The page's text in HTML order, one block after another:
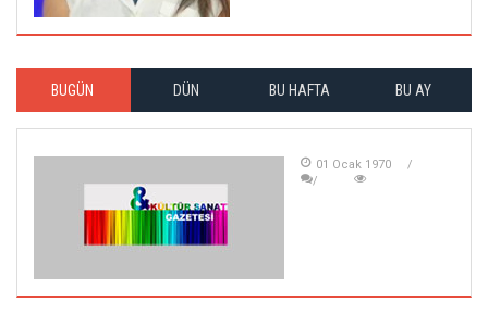
BUGÜN DÜN BU HAFTA BU AY
01 Ocak 1970